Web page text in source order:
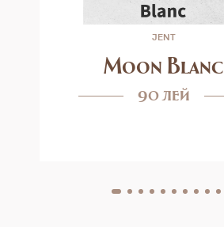
JENT
Moon Blanc
90 лей